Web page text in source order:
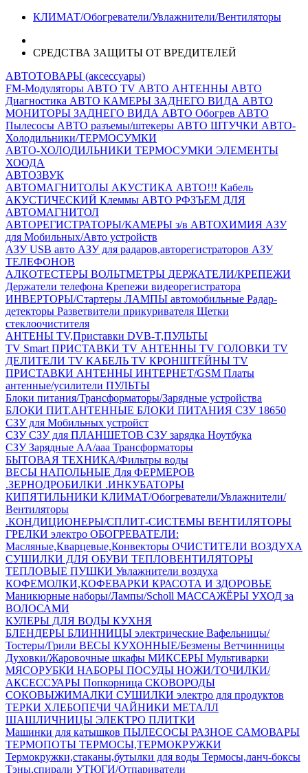
КЛИМАТ/Обогреватели/Увлажнители/Вентиляторы
СРЕДСТВА ЗАЩИТЫ ОТ ВРЕДИТЕЛЕЙ
АВТОТОВАРЫ (аксессуары)
FM-Модуляторы АВТО TV АВТО АНТЕННЫ АВТО
Диагностика АВТО КАМЕРЫ ЗАДНЕГО ВИДА АВТО
МОНИТОРЫ ЗАДНЕГО ВИДА АВТО Обогрев АВТО
Пылесосы АВТО разъемы/штекеры АВТО ШТУЧКИ АВТО-
Холодильники/ТЕРМОСУМКИ
АВТО-ХОЛОДИЛЬНИКИ ТЕРМОСУМКИ ЭЛЕМЕНТЫ
ХООДА
АВТОЗВУК
АВТОМАГНИТОЛЫ АКУСТИКА АВТО!!! Кабель
АКУСТИЧЕСКИЙ Клеммы АВТО РФЗЪЕМ ДЛЯ
АВТОМАГНИТОЛ
АВТОРЕГИСТРАТОРЫ/КАМЕРЫ з/в АВТОХИМИЯ АЗУ
для Мобильных/Авто устройств
АЗУ USB авто АЗУ для радаров,авторегистраторов АЗУ
ТЕЛЕФОНОВ
АЛКОТЕСТЕРЫ ВОЛЬТМЕТРЫ ДЕРЖАТЕЛИ/КРЕПЕЖИ
Держатели телефона Крепежи видеорегистратора
ИНВЕРТОРЫ/Стартеры ЛАМПЫ автомобильные Радар-
детекторы Разветвители прикуривателя Щетки
стеклоочистителя
АНТЕНЫ ТV,Приставки DVB-T,ПУЛЬТЫ
TV Smart ПРИСТАВКИ TV АНТЕННЫ TV ГОЛОВКИ TV
ДЕЛИТЕЛИ TV КАБЕЛЬ TV КРОНШТЕЙНЫ TV
ПРИСТАВКИ АНТЕННЫ ИНТЕРНЕТ/GSM Платы
антенные/усилители ПУЛЬТЫ
Блоки питания/Трансформаторы/Зарядные устройства
БЛОКИ ПИТ.АНТЕННЫЕ БЛОКИ ПИТАНИЯ СЗУ 18650
СЗУ для Мобильных устройст
СЗУСЗУ для ПЛАНШЕТОВ СЗУ зарядка Ноутбука
СЗУ Зарядные АА/ааа Трансформаторы
БЫТОВАЯ ТЕХНИКА/Фильтры воды
ВЕСЫ НАПОЛЬНЫЕ Для ФЕРМЕРОВ
.ЗЕРНОДРОБИЛКИ .ИНКУБАТОРЫ
КИПЯТИЛЬНИКИ КЛИМАТ/Обогреватели/Увлажнители/
Вентиляторы
.КОНДИЦИОНЕРЫ/СПЛИТ-СИСТЕМЫ ВЕНТИЛЯТОРЫ
ГРЕЛКИ электро ОБОГРЕВАТЕЛИ:
Масляные,Кварцевые,Конвекторы ОЧИСТИТЕЛИ ВОЗДУХА
СУШИЛКИ ДЛЯ ОБУВИ ТЕПЛОВЕНТИЛЯТОРЫ
ТЕПЛОВЫЕ ПУШКИ Увлажнители воздуха
КОФЕМОЛКИ,КОФЕВАРКИ КРАСОТА И ЗДОРОВЬЕ
Маникюрные наборы/Лампы/Scholl МАССАЖЁРЫ УХОД за
ВОЛОСАМИ
КУЛЕРЫ ДЛЯ ВОДЫ КУХНЯ
БЛЕНДЕРЫ БЛИННИЦЫ электрические Вафельницы/
Тостеры/Грили ВЕСЫ КУХОННЫЕ/Безмены Ветчинницы
Духовки/Жаровочные шкафы МИКСЕРЫ Мультиварки
МЯСОРУБКИ НАБОРЫ ПОСУДЫ НОЖИ/ТОЧИЛКИ/
АКСЕССУАРЫ Попкорница СКОВОРОДЫ
СОКОВЫЖИМАЛКИ СУШИЛКИ электро для продуктов
ТЕРКИ ХЛЕБОПЕЧИ ЧАЙНИКИ МЕТАЛЛ
ШАШЛИЧНИЦЫ ЭЛЕКТРО ПЛИТКИ
Машинки для катышков ПЫЛЕСОСЫ РАЗНОЕ САМОВАРЫ
ТЕРМОПОТЫ ТЕРМОСЫ,ТЕРМОКРУЖКИ
Термокружки,стаканы,бутылки для воды Термосы,ланч-боксы
Тэны,спирали УТЮГИ/Отпариватели